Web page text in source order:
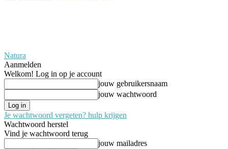
Natura
Aanmelden
Welkom! Log in op je account
jouw gebruikersnaam
jouw wachtwoord
Je wachtwoord vergeten? hulp krijgen
Wachtwoord herstel
Vind je wachtwoord terug
jouw mailadres